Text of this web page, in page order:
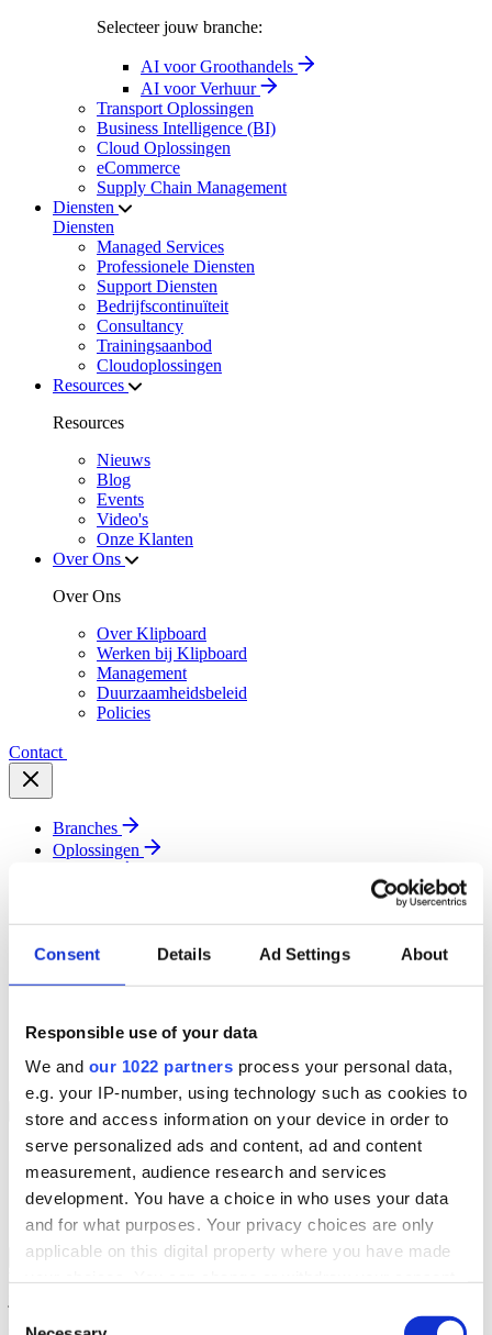
Consent Details Ad Settings About
Responsible use of your data
We and our 1022 partners process your personal data,
e.g. your IP-number, using technology such as cookies to
store and access information on your device in order to
serve personalized ads and content, ad and content
measurement, audience research and services
development. You have a choice in who uses your data
and for what purposes. Your privacy choices are only
applicable on this digital property where you have made
the Privacy trigger icon.
Consent
Selecteer jouw branche:
AI voor Groothandels
AI voor Verhuur
Transport Oplossingen
Business Intelligence (BI)
Cloud Oplossingen
eCommerce
Supply Chain Management
Diensten
Diensten
Managed Services
Professionele Diensten
Support Diensten
Bedrijfscontinuïteit
Consultancy
Trainingsaanbod
Cloudoplossingen
Resources
Resources
Nieuws
Blog
Events
Video's
Onze Klanten
Over Ons
Over Ons
Over Klipboard
Werken bij Klipboard
Management
Duurzaamheidsbeleid
Policies
Contact
Branches
Oplossingen
Region
Klantenportaal
Contact
Back to Menu Branches
Groothandel
Automotive
Verhuur
Field Service
Back to Branches
Groothandel Overzicht
Vergroot je ordercapaciteit en verhoog de klanttevredenheid terwijl